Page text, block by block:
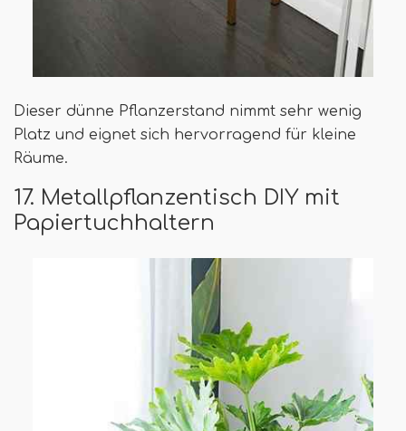
Dieser dünne Pflanzerstand nimmt sehr wenig
Platz und eignet sich hervorragend für kleine
Räume.
17. Metallpflanzentisch DIY mit
Papiertuchhaltern